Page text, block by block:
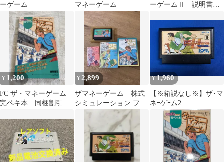
ーゲーム
マネーゲーム
ーゲームⅡ 説明書
¥ 1,200
FC ザ・マネーゲーム
完ペキ本 同梱割引有
¥ 2,899
ザマネーゲーム 株式
シミュレーション ファ
ミコンソフト 箱付き
¥1,960
【※箱説なし※】ザ･マ
ネｰゲｰム2